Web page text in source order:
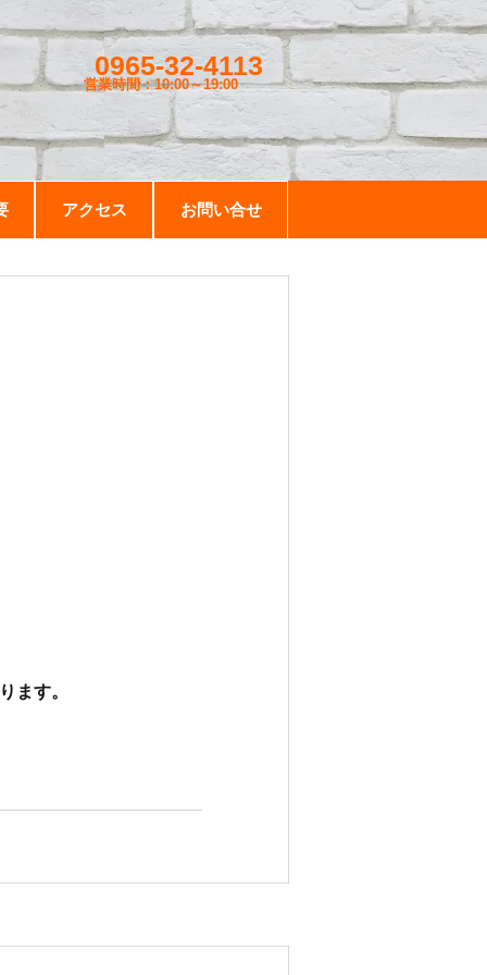
0965-32-4113
営業時間：10:00～19:00
アクセス お問い合せ
ります。